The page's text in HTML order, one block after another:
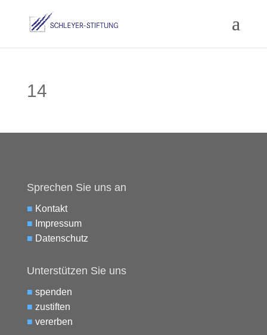
14
Sprechen Sie uns an
■ Kontakt
■ Impressum
■ Datenschutz
Unterstützen Sie uns
■ spenden
■ zustiften
■ vererben